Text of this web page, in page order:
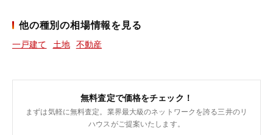
他の種別の相場情報を見る
一戸建て 土地 不動産
無料査定で価格をチェック！
まずは気軽に無料査定。業界最大級のネットワークを誇る三井のリ
ハウスがご提案いたします。